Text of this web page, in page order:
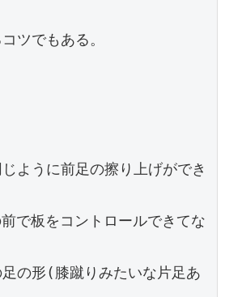
ツでもある。
ように前足の擦り上げができ
で板をコントロールできてな
の形(膝蹴りみたいな片足あ